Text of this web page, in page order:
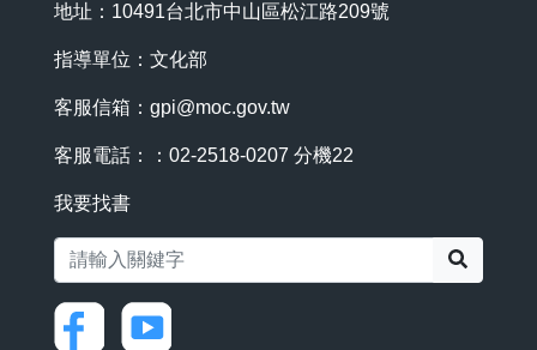
地址：10491台北市中山區松江路209號
指導單位：文化部
客服信箱： gpi@moc.gov.tw
客服電話：：02-2518-0207 分機22
我要找書